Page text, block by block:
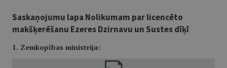
Saskaņojumu lapa Nolikumam par licencēto
makšķerēšanu Ezeres Dzirnavu un Sustes dīķī
1. Zemkopības ministrija: